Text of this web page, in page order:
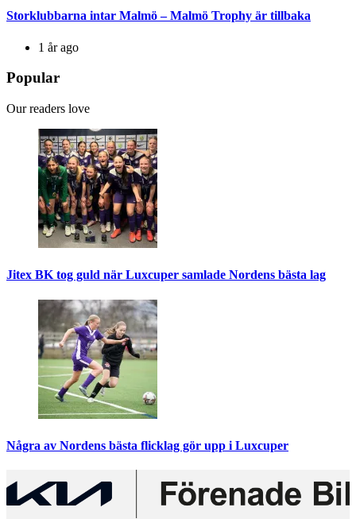
Storklubbarna intar Malmö – Malmö Trophy är tillbaka
1 år ago
Popular
Our readers love
Jitex BK tog guld när Luxcuper samlade Nordens bästa lag
Några av Nordens bästa flicklag gör upp i Luxcuper